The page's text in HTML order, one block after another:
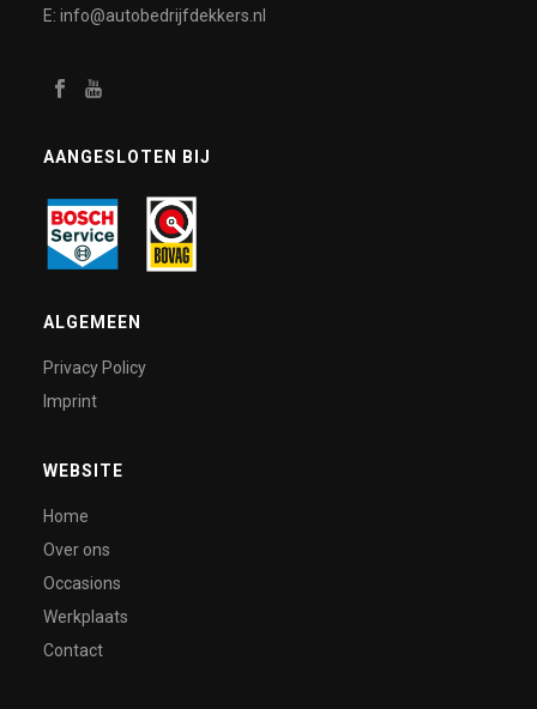
E: info@autobedrijfdekkers.nl
AANGESLOTEN BIJ
ALGEMEEN
Privacy Policy
Imprint
WEBSITE
Home
Over ons
Occasions
Werkplaats
Contact